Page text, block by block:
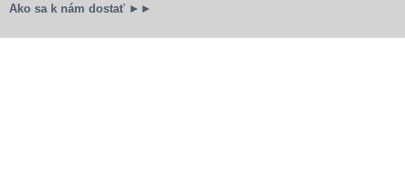
Ako sa k nám dostať ►►